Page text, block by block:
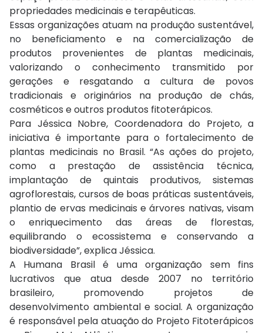
propriedades medicinais e terapêuticas.
Essas organizações atuam na produção sustentável,
no beneficiamento e na comercialização de
produtos provenientes de plantas medicinais,
valorizando o conhecimento transmitido por
gerações e resgatando a cultura de povos
tradicionais e originários na produção de chás,
cosméticos e outros produtos fitoterápicos.
Para Jéssica Nobre, Coordenadora do Projeto, a
iniciativa é importante para o fortalecimento de
plantas medicinais no Brasil. “As ações do projeto,
como a prestação de assistência técnica,
implantação de quintais produtivos, sistemas
agroflorestais, cursos de boas práticas sustentáveis,
plantio de ervas medicinais e árvores nativas, visam
o enriquecimento das áreas de florestas,
equilibrando o ecossistema e conservando a
biodiversidade”, explica Jéssica.
A Humana Brasil é uma organização sem fins
lucrativos que atua desde 2007 no território
brasileiro, promovendo projetos de
desenvolvimento ambiental e social. A organização
é responsável pela atuação do Projeto Fitoterápicos